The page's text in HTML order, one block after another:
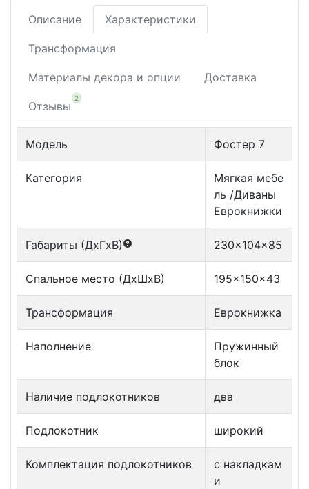
Описание Характеристики
Трансформация
Материалы декора и опции Доставка
Отзывы
2
Модель Фостер 7
Категория
Мягкая мебе
ль /Диваны
Еврокнижки
Габариты (ДxГxВ) 230x104x85
Спальное место (ДxШxВ) 195x150x43
Трансформация Еврокнижка
Наполнение
Пружинный
блок
Наличие подлокотников два
Подлокотник широкий
Комплектация подлокотников
с накладкам
и